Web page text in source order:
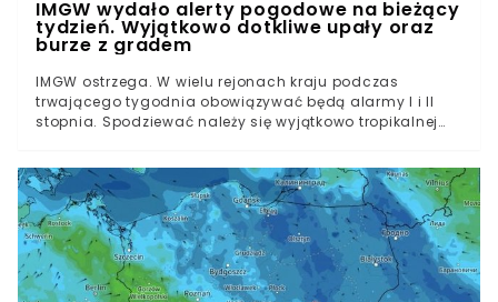
IMGW wydało alerty pogodowe na bieżący
tydzień. Wyjątkowo dotkliwe upały oraz
burze z gradem
IMGW ostrzega. W wielu rejonach kraju podczas
trwającego tygodnia obowiązywać będą alarmy I i II
stopnia. Spodziewać należy się wyjątkowo tropikalnej